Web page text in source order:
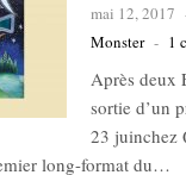
mai 12, 2017
Monster - 1
Après deux
sortie d’un
23 juinchez
long-format du…